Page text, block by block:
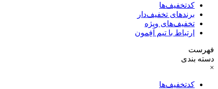
کدتخفیف‌ها
برندهای تخفیف‌دار
تخفیف‌های ویژه
ارتباط با تیم آفِمون
فهرست
دسته بندی
×
کدتخفیف‌ها